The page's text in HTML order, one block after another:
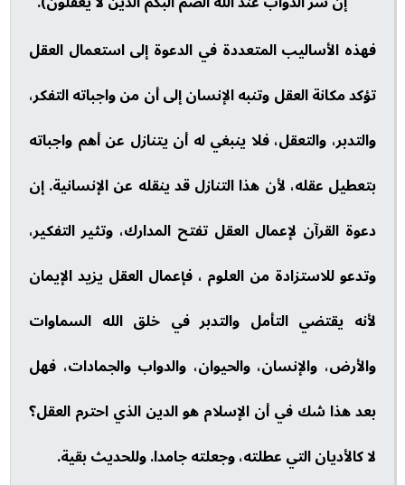
فهذه الأساليب المتعددة في الدعوة إلى استعمال العقل
تؤكد مكانة العقل وتنبه الإنسان إلى أن من واجباته التفكر،
والتدبر، والتعقل، فلا ينبغي له أن يتنازل عن أهم واجباته
بتعطيل عقله، لأن هذا التنازل قد ينقله عن الإنسانية. إن
دعوة القرآن لإعمال العقل تفتح المدارك، وتثير التفكير،
وتدعو للاستزادة من العلوم ، فإعمال العقل يزيد الإيمان
لأنه يقتضي التأمل والتدبر في خلق الله السماوات
والأرض، والإنسان، والحيوان، والدواب والجمادات، فهل
بعد هذا شك في أن الإسلام هو الدين الذي احترم العقل؟
لا كالأديان التي عطلته، وجعلته جامدا. وللحديث بقية.